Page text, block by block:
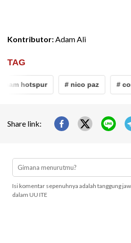
Kontributor:Adam Ali
TAG
hotspur # nico paz #
Share link:
Isi komentar sepenuhnya adalah tanggung
dalam UU ITE